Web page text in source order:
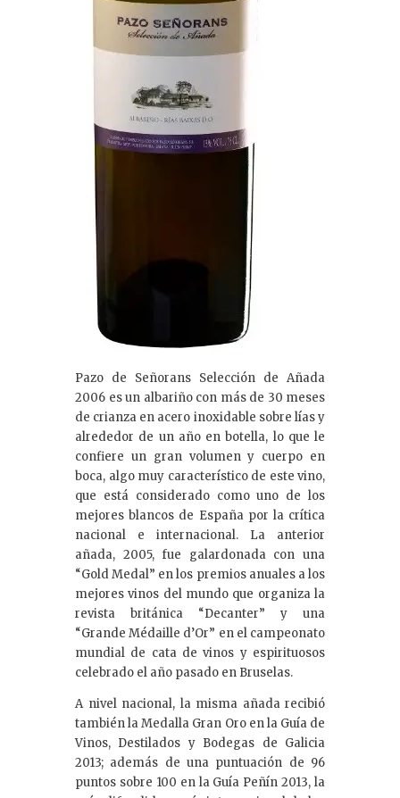
Pazo de Señorans Selección de Añada
2006 es un albariño con más de 30 meses
de crianza en acero inoxidable sobre lías y
alrededor de un año en botella, lo que le
confiere un gran volumen y cuerpo en
boca, algo muy característico de este vino,
que está considerado como uno de los
mejores blancos de España por la crítica
nacional e internacional. La anterior
añada, 2005, fue galardonada con una
“Gold Medal” en los premios anuales a los
mejores vinos del mundo que organiza la
revista británica “Decanter” y una
“Grande Médaille d’Or” en el campeonato
mundial de cata de vinos y espirituosos
celebrado el año pasado en Bruselas.
A nivel nacional, la misma añada recibió
también la Medalla Gran Oro en la Guía de
Vinos, Destilados y Bodegas de Galicia
2013; además de una puntuación de 96
puntos sobre 100 en la Guía Peñín 2013, la